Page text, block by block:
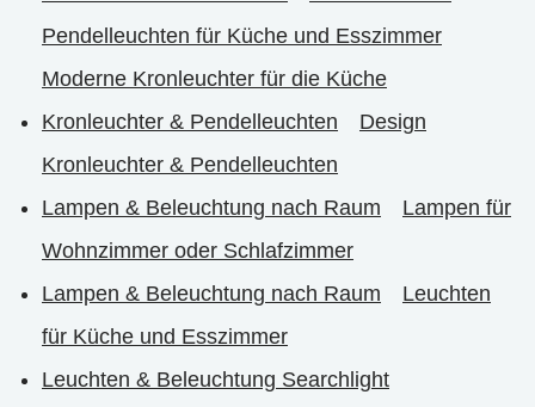
Pendelleuchten für Küche und Esszimmer
Moderne Kronleuchter für die Küche
Kronleuchter & Pendelleuchten
Design
Kronleuchter & Pendelleuchten
Lampen & Beleuchtung nach Raum
Lampen für
Wohnzimmer oder Schlafzimmer
Lampen & Beleuchtung nach Raum
Leuchten
für Küche und Esszimmer
Leuchten & Beleuchtung Searchlight